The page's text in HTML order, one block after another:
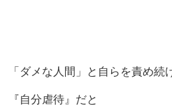
「ダメな人間」と自らを責め続
『自分虐待』だと